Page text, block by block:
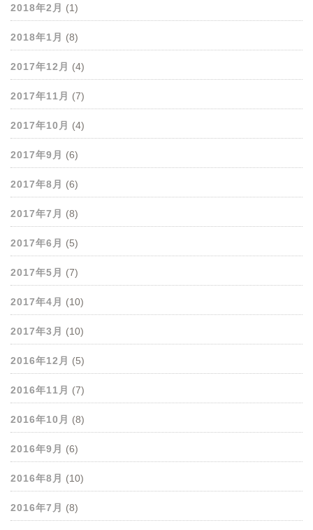
2018年2月 (1)
2018年1月 (8)
2017年12月 (4)
2017年11月 (7)
2017年10月 (4)
2017年9月 (6)
2017年8月 (6)
2017年7月 (8)
2017年6月 (5)
2017年5月 (7)
2017年4月 (10)
2017年3月 (10)
2016年12月 (5)
2016年11月 (7)
2016年10月 (8)
2016年9月 (6)
2016年8月 (10)
2016年7月 (8)